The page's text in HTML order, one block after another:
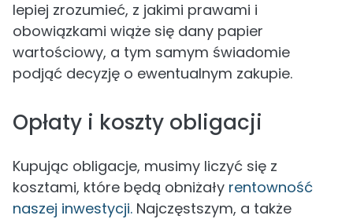
lepiej zrozumieć, z jakimi prawami i
obowiązkami wiąże się dany papier
wartościowy, a tym samym świadomie
podjąć decyzję o ewentualnym zakupie.
Opłaty i koszty obligacji
Kupując obligacje, musimy liczyć się z
kosztami, które będą obniżały rentowność
naszej inwestycji. Najczęstszym, a także